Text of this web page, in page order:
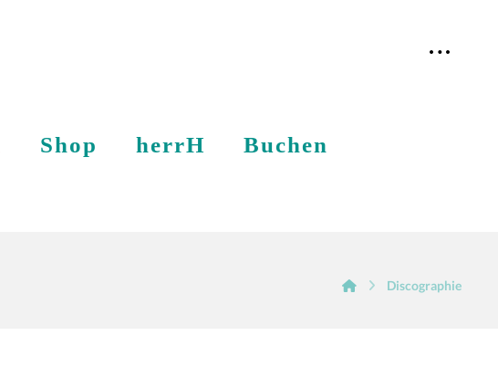
Shop herrH
Buchen
Discographie